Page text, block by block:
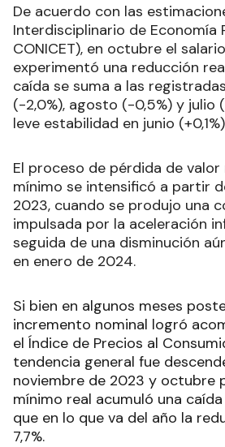
De acuerdo con las
Interdisciplinario de Economía
CONICET), en octubre el
experimentó una reducción
caída se suma a las
(-2,0%), agosto (-0,5%) y julio
leve estabilidad en junio
El proceso de pérdida de valor
mínimo se intensificó a partir
2023, cuando se produjo una
impulsada por la aceleración
seguida de una disminución
en enero de 2024.
Si bien en algunos meses
incremento nominal logró
el Índice de Precios al
tendencia general fue
noviembre de 2023 y octubre
mínimo real acumuló una
que en lo que va del año la
7,7%.